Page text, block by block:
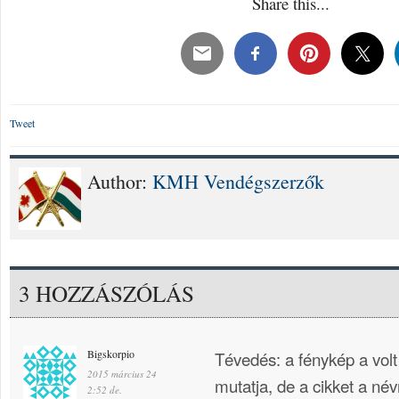
Tweet
Author: KMH Vendégszerzők
3 HOZZÁSZÓLÁS
Bigskorpio
2015 március 24
2:52 de.
Tévedés: a fénykép a
mutatja, de a cikket a